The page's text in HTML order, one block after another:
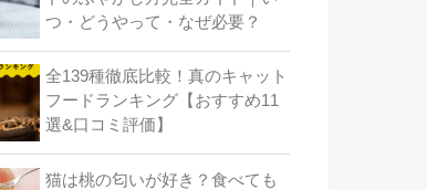
つ・どうやって・なぜ必要？
全139種徹底比較！真のキャット
フードランキング【おすすめ11
選&口コミ評価】
猫は桃の匂いが好き？食べても